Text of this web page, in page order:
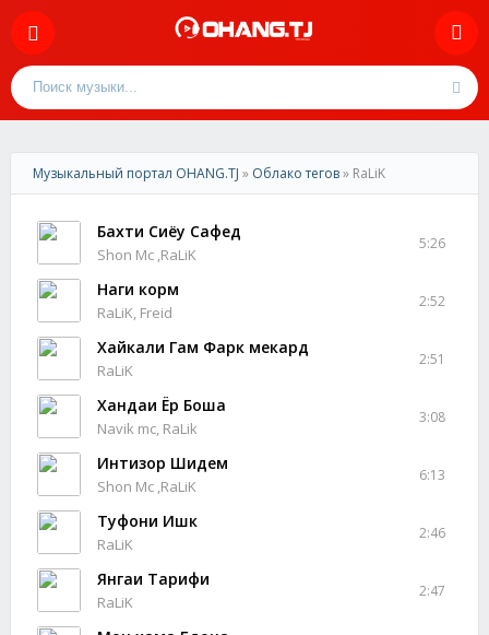
Музыкальный портал OHANG.TJ » Облако тегов» RaLiK
Бахти Сиёҳу Сафед
Shon Mc ,RaLiK
5:26
Наги корм
RaLiK, Freid
2:52
Хайкали Гам Фарк мекард
RaLiK
2:51
Хандаи Ёр Боша
Navik mc, RaLik
3:08
Интизор Шидем
Shon Mc ,RaLiK
6:13
Туфони Ишк
RaLiK
2:46
Янгаи Тарифи
RaLiK
2:47